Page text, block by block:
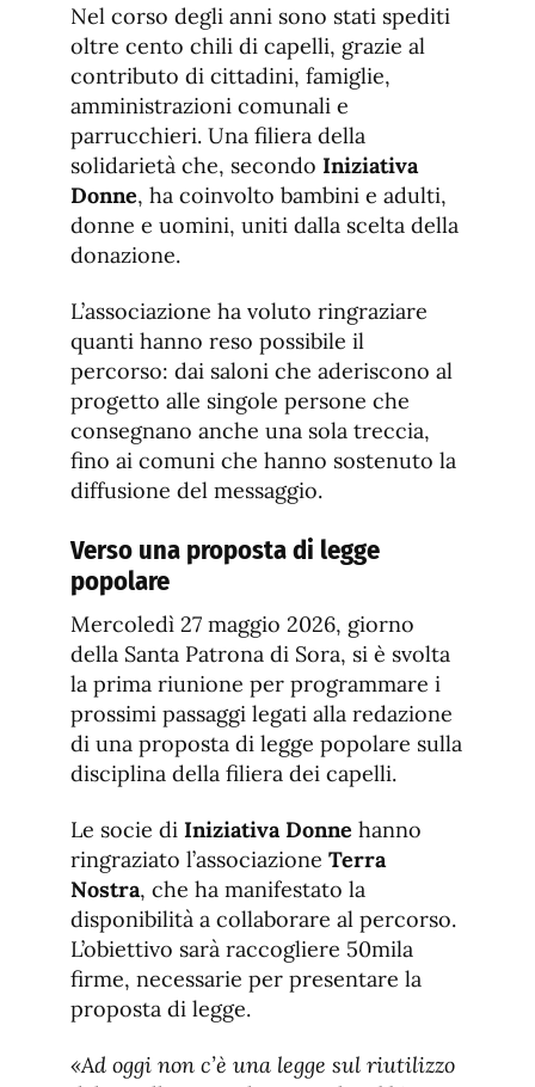
Nel corso degli anni sono stati spediti
oltre cento chili di capelli, grazie al
contributo di cittadini, famiglie,
amministrazioni comunali e
parrucchieri. Una filiera della
solidarietà che, secondo Iniziativa
Donne, ha coinvolto bambini e adulti,
donne e uomini, uniti dalla scelta della
donazione.
L’associazione ha voluto ringraziare
quanti hanno reso possibile il
percorso: dai saloni che aderiscono al
progetto alle singole persone che
consegnano anche una sola treccia,
fino ai comuni che hanno sostenuto la
diffusione del messaggio.
Verso una proposta di legge
popolare
Mercoledì 27 maggio 2026, giorno
della Santa Patrona di Sora, si è svolta
la prima riunione per programmare i
prossimi passaggi legati alla redazione
di una proposta di legge popolare sulla
disciplina della filiera dei capelli.
Le socie di Iniziativa Donne hanno
ringraziato l’associazione Terra
Nostra, che ha manifestato la
disponibilità a collaborare al percorso.
L’obiettivo sarà raccogliere 50mila
firme, necessarie per presentare la
proposta di legge.
«Ad oggi non c’è una legge sul riutilizzo